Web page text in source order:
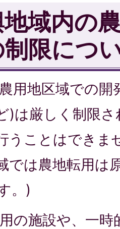
域内の
限につ
用地区域での開
)は厳しく制限
うことはできま
では農地転用は
。)
の施設や、一